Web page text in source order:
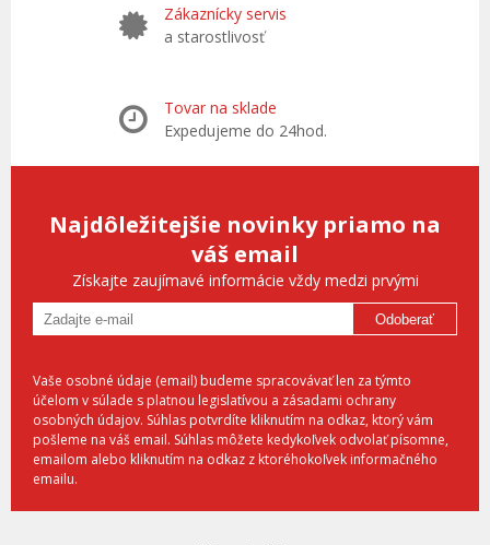
Zákaznícky servis
a starostlivosť
Tovar na sklade
Expedujeme do 24hod.
Najdôležitejšie novinky priamo na
váš email
Získajte zaujímavé informácie vždy medzi prvými
Odoberať
Vaše osobné údaje (email) budeme spracovávať len za týmto
účelom v súlade s platnou legislatívou a zásadami ochrany
osobných údajov. Súhlas potvrdíte kliknutím na odkaz, ktorý vám
pošleme na váš email. Súhlas môžete kedykoľvek odvolať písomne,
emailom alebo kliknutím na odkaz z ktoréhokoľvek informačného
emailu.